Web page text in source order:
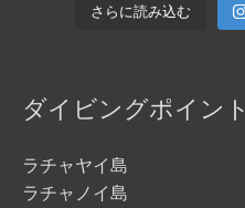
さらに読み込む
ダイビングポイント
ラチャヤイ島
ラチャノイ島